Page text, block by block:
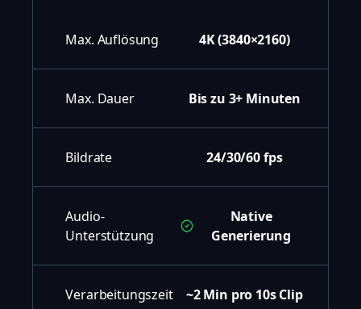
Max. Auflösung 4K (3840×2160)
Max. Dauer Bis zu 3+ Minuten
Bildrate 24/30/60 fps
Audio-
Unterstützung
Native
Generierung
Verarbeitungszeit ~2 Min pro 10s Clip